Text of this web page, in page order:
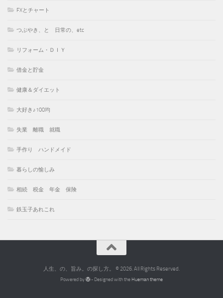
FXとチャート
つぶやき、と 日常の、etc
リフォーム・ＤＩＹ
借金と貯金
健康＆ダイエット
大好き♪100均
失業 離職 就職
手作り ハンドメイド
暮らしの愉しみ
相続 税金 年金 保険
鉄玉子あれこれ
人生、の、旨み。の探し方。 © 2026. All Rights Reserved.
Powered by - Designed with the Hueman theme